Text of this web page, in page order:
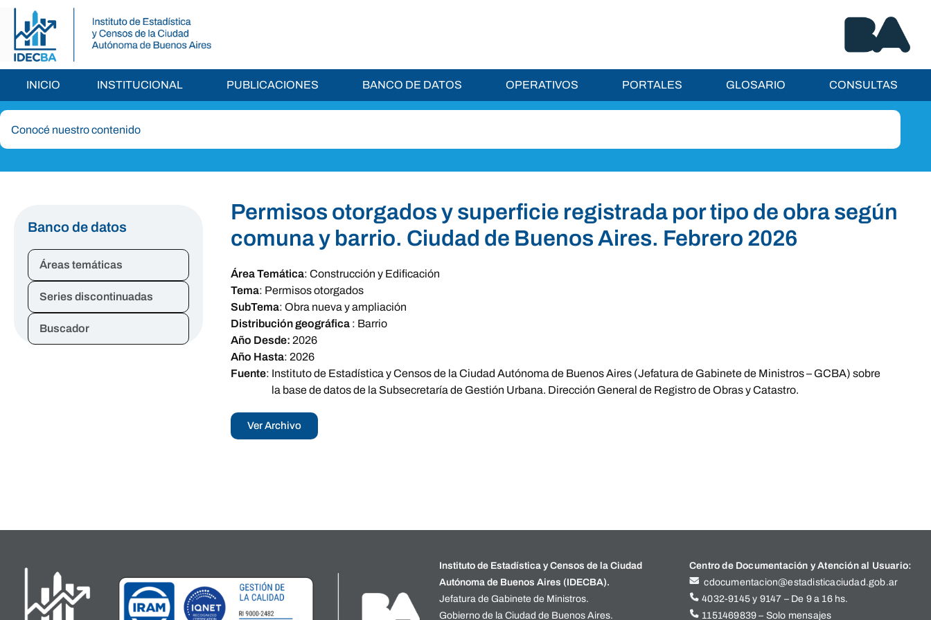
INICIO INSTITUCIONAL PUBLICACIONES BANCO DE DATOS OPERATIVOS PORTALES GLOSARIO CONSULTAS
Banco de datos
Áreas temáticas
Series discontinuadas
Buscador
Permisos otorgados y superficie registrada por tipo de obra según
comuna y barrio. Ciudad de Buenos Aires. Febrero 2026
Área Temática: Construcción y Edificación
Tema: Permisos otorgados
SubTema: Obra nueva y ampliación
Distribución geográfica : Barrio
Año Desde: 2026
Año Hasta: 2026
Fuente: Instituto de Estadística y Censos de la Ciudad Autónoma de Buenos Aires (Jefatura de Gabinete de Ministros – GCBA) sobre
la base de datos de la Subsecretaría de Gestión Urbana. Dirección General de Registro de Obras y Catastro.
Ver Archivo
Instituto de Estadística y Censos de la Ciudad
Autónoma de Buenos Aires (IDECBA).
Jefatura de Gabinete de Ministros.
Gobierno de la Ciudad de Buenos Aires.
Centro de Documentación y Atención al Usuario:
cdocumentacion@estadisticaciudad.gob.ar
4032-9145 y 9147 – De 9 a 16 hs.
1151469839 – Solo mensajes